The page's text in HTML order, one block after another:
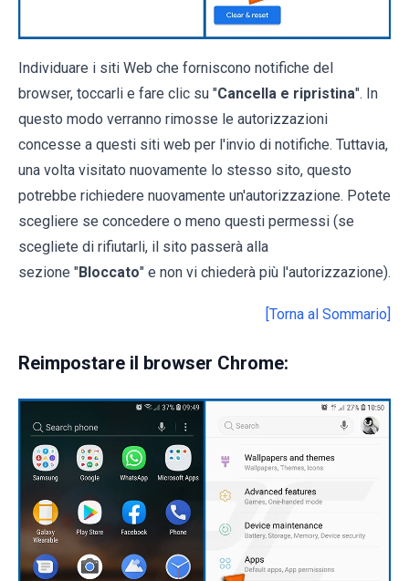
Individuare i siti Web che forniscono notifiche del
browser, toccarli e fare clic su "Cancella e ripristina". In
questo modo verranno rimosse le autorizzazioni
concesse a questi siti web per l'invio di notifiche. Tuttavia,
una volta visitato nuovamente lo stesso sito, questo
potrebbe richiedere nuovamente un'autorizzazione. Potete
scegliere se concedere o meno questi permessi (se
scegliete di rifiutarli, il sito passerà alla
sezione "Bloccato" e non vi chiederà più l'autorizzazione).
[Torna al Sommario]
Reimpostare il browser Chrome: